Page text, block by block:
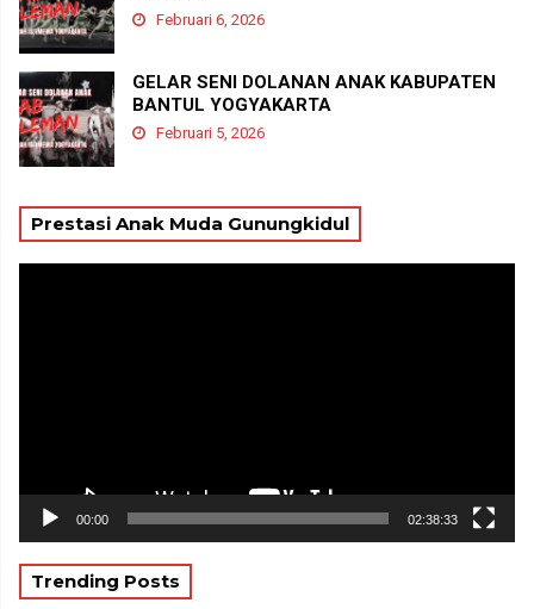
Februari 6, 2026
GELAR SENI DOLANAN ANAK KABUPATEN
BANTUL YOGYAKARTA
Februari 5, 2026
Prestasi Anak Muda Gunungkidul
00:00 02:38:33
Trending Posts